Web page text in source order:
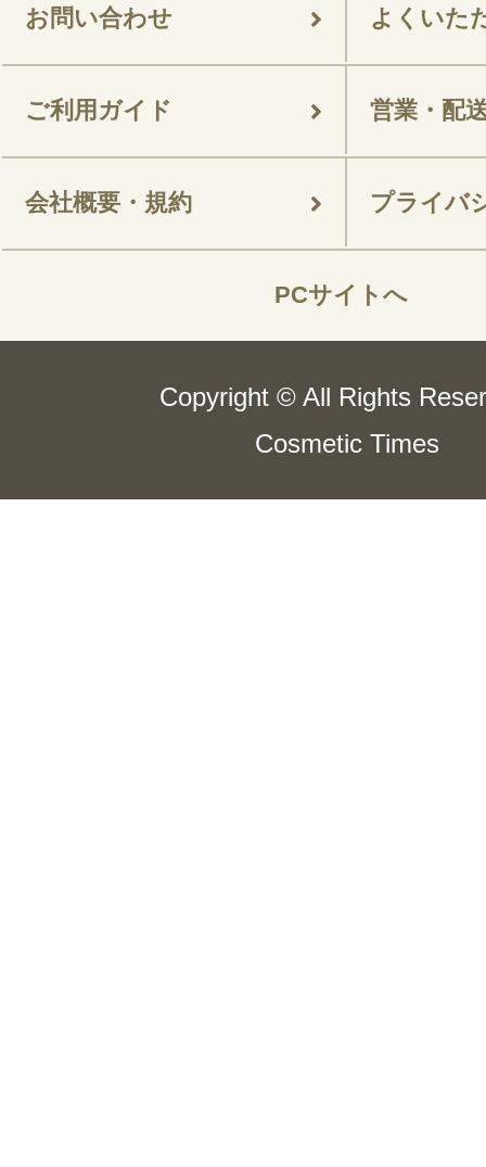
お問い合わせ よくいた
ご利用ガイド 営業・配
会社概要・規約 プライバ
PCサイトへ
Copyright © All Rights
Cosmetic Times